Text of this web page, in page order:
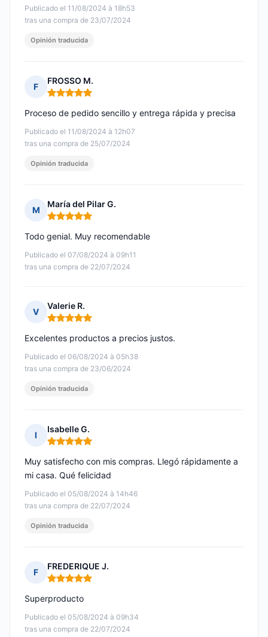
Publicado el 11/08/2024 à 18h53
tras una compra de 23/07/2024
Opinión traducida
F
FROSSO M.
Nota: 5 de 5
Publicado el 11/08/2024 à 12h07
tras una compra de 25/07/2024
Proceso de pedido sencillo y entrega rápida y precisa
Opinión traducida
M
María del Pilar G.
Nota: 5 de 5
Publicado el 07/08/2024 à 09h11
tras una compra de 22/07/2024
Todo genial. Muy recomendable
V
Valerie R.
Nota: 5 de 5
Publicado el 06/08/2024 à 05h38
tras una compra de 23/06/2024
Excelentes productos a precios justos.
Opinión traducida
I
Isabelle G.
Nota: 5 de 5
Publicado el 05/08/2024 à 14h46
tras una compra de 22/07/2024
Muy satisfecho con mis compras. Llegó rápidamente a
mi casa. Qué felicidad
Opinión traducida
F
FREDERIQUE J.
Nota: 5 de 5
Publicado el 05/08/2024 à 09h34
tras una compra de 22/07/2024
Superproducto